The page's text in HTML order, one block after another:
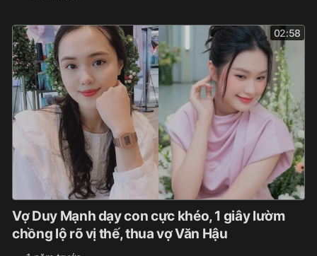
02:58
Vợ Duy Mạnh dạy con cực khéo, 1 giây lườm
chồng lộ rõ vị thế, thua vợ Văn Hậu